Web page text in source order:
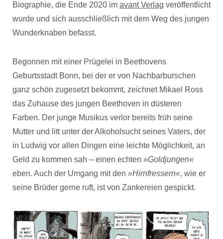
Biographie, die Ende 2020 im avant Verlag veröffentlicht
wurde und sich ausschließlich mit dem Weg des jungen
Wunderknaben befasst.
Begonnen mit einer Prügelei in Beethovens
Geburtsstadt Bonn, bei der er von Nachbarburschen
ganz schön zugesetzt bekommt, zeichnet Mikael Ross
das Zuhause des jungen Beethoven in düsteren
Farben. Der junge Musikus verlor bereits früh seine
Mutter und litt unter der Alkoholsucht seines Vaters, der
in Ludwig vor allen Dingen eine leichte Möglichkeit, an
Geld zu kommen sah – einen echten »Goldjungen«
eben. Auch der Umgang mit den »Hirnfressern«, wie er
seine Brüder gerne ruft, ist von Zankereien gespickt.